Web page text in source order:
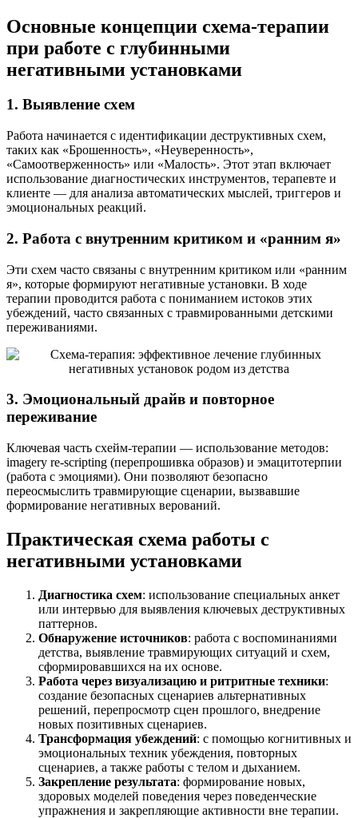
Основные концепции схема-терапии
при работе с глубинными
негативными установками
1. Выявление схем
Работа начинается с идентификации деструктивных схем,
таких как «Брошенность», «Неуверенность»,
«Самоотверженность» или «Малость». Этот этап включает
использование диагностических инструментов, терапевте и
клиенте — для анализа автоматических мыслей, триггеров и
эмоциональных реакций.
2. Работа с внутренним критиком и «ранним я»
Эти схем часто связаны с внутренним критиком или «ранним
я», которые формируют негативные установки. В ходе
терапии проводится работа с пониманием истоков этих
убеждений, часто связанных с травмированными детскими
переживаниями.
3. Эмоциональный драйв и повторное
переживание
Ключевая часть схейм-терапии — использование методов:
imagery re-scripting (перепрошивка образов) и эмацитотерпии
(работа с эмоциями). Они позволяют безопасно
переосмыслить травмирующие сценарии, вызвавшие
формирование негативных верований.
Практическая схема работы с
негативными установками
Диагностика схем: использование специальных анкет
или интервью для выявления ключевых деструктивных
паттернов.
Обнаружение источников: работа с воспоминаниями
детства, выявление травмирующих ситуаций и схем,
сформировавшихся на их основе.
Работа через визуализацию и ритритные техники:
создание безопасных сценариев альтернативных
решений, перепросмотр сцен прошлого, внедрение
новых позитивных сценариев.
Трансформация убеждений: с помощью когнитивных и
эмоциональных техник убеждения, повторных
сценариев, а также работы с телом и дыханием.
Закрепление результата: формирование новых,
здоровых моделей поведения через поведенческие
упражнения и закрепляющие активности вне терапии.